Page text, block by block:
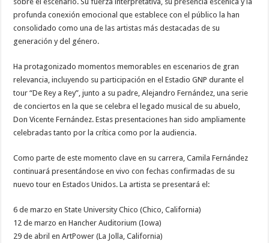
profunda conexión emocional que establece con el público la han
consolidado como una de las artistas más destacadas de su
generación y del género.
Ha protagonizado momentos memorables en escenarios de gran
relevancia, incluyendo su participación en el Estadio GNP durante el
tour “De Rey a Rey”, junto a su padre, Alejandro Fernández, una serie
de conciertos en la que se celebra el legado musical de su abuelo,
Don Vicente Fernández. Estas presentaciones han sido ampliamente
celebradas tanto por la crítica como por la audiencia.
Como parte de este momento clave en su carrera, Camila Fernández
continuará presentándose en vivo con fechas confirmadas de su
nuevo tour en Estados Unidos. La artista se presentará el:
6 de marzo en State University Chico (Chico, California)
12 de marzo en Hancher Auditorium (Iowa)
29 de abril en ArtPower (La Jolla, California)